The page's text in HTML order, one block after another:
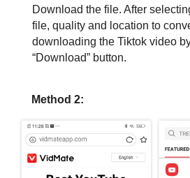
Download the file. After
file, quality and location to
downloading the Tiktok video
“Download” button.
Method 2: